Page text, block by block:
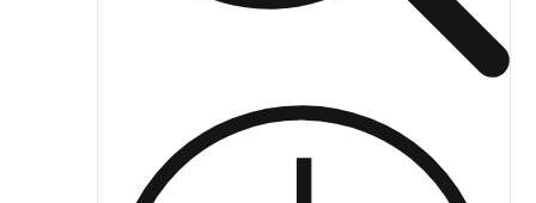
Освещение информационных и классных досок